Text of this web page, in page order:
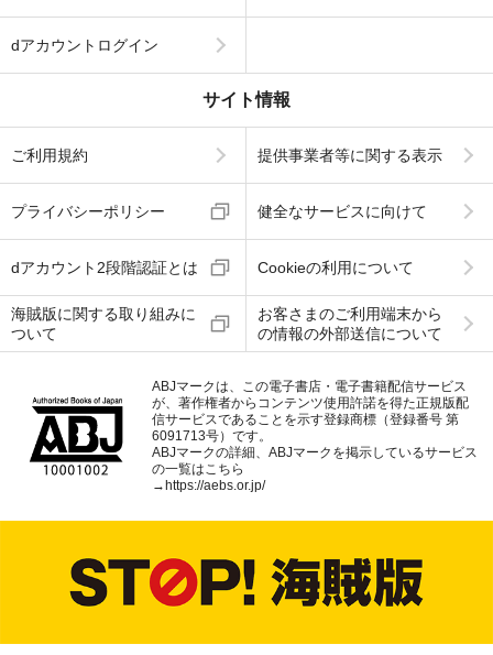
dアカウントログイン
サイト情報
ご利用規約 提供事業者等に関する表示
プライバシーポリシー 健全なサービスに向けて
dアカウント2段階認証とは Cookieの利用について
海賊版に関する取り組みに
ついて
お客さまのご利用端末から
の情報の外部送信について
ABJマークは、この電子書店・電子書籍配信サービス
が、著作権者からコンテンツ使用許諾を得た正規版配
信サービスであることを示す登録商標（登録番号 第
6091713号）です。
ABJマークの詳細、ABJマークを掲示しているサービス
の一覧はこちら
→https://aebs.or.jp/